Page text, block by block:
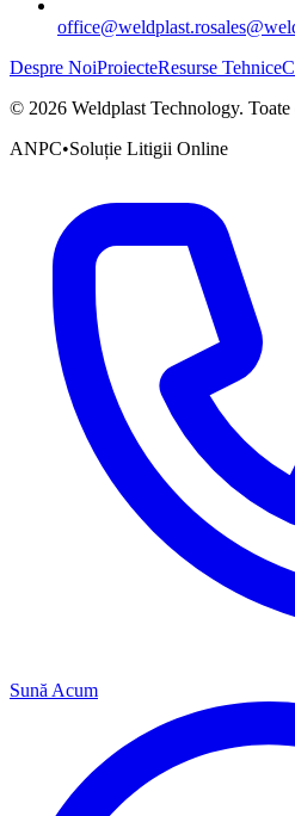
office@weldplast.ro
Despre NoiProiecteResurse Tehnice
© 2026 Weldplast Technology. Toate
ANPC•Soluție Litigii Online
Sună Acum